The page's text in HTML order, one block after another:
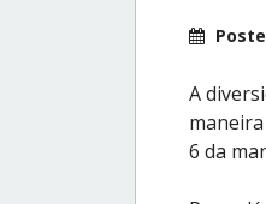
A
6 da